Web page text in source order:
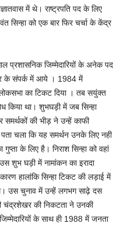
में थे। राष्ट्रपति पद के लिए
सिन्हा को एक बार फिर चर्चा के केंद्र
जिम्मेदारियों के अनेक पद
के संपर्क में आये । 1984 में
का टिकट दिया । तब सयुंक्त
किया था। शुभघड़ी में जब सिन्हा
समर्थकों की भीड़ ने उन्हें काफी
चला कि यह समर्थन उनके लिए नही
गुप्ता के लिए है। निराश सिन्हा को वहां
शुभ घड़ी में नामांकन का इरादा
हालांकि सिन्हा टिकट की लड़ाई में
उस चुनाव में उन्हें लगभग साढ़े दस
चंद्रशेखर की निकटता ने उनकी
के साथ ही 1988 में जनता